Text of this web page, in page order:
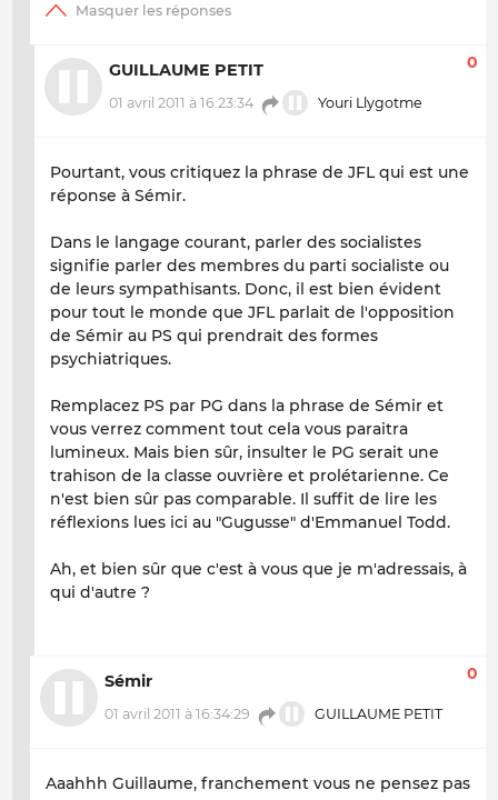
GUILLAUME PETIT
01 avril 2011 à 16:23:34 Youri Llygotme
0
Pourtant, vous critiquez la phrase de JFL qui est une
réponse à Sémir.
Dans le langage courant, parler des socialistes
signifie parler des membres du parti socialiste ou
de leurs sympathisants. Donc, il est bien évident
pour tout le monde que JFL parlait de l'opposition
de Sémir au PS qui prendrait des formes
psychiatriques.
Remplacez PS par PG dans la phrase de Sémir et
vous verrez comment tout cela vous paraitra
lumineux. Mais bien sûr, insulter le PG serait une
trahison de la classe ouvrière et prolétarienne. Ce
n'est bien sûr pas comparable. Il suffit de lire les
réflexions lues ici au "Gugusse" d'Emmanuel Todd.
Ah, et bien sûr que c'est à vous que je m'adressais, à
qui d'autre ?
Sémir
01 avril 2011 à 16:34:29 GUILLAUME PETIT
0
Aaahhh Guillaume, franchement vous ne pensez pas